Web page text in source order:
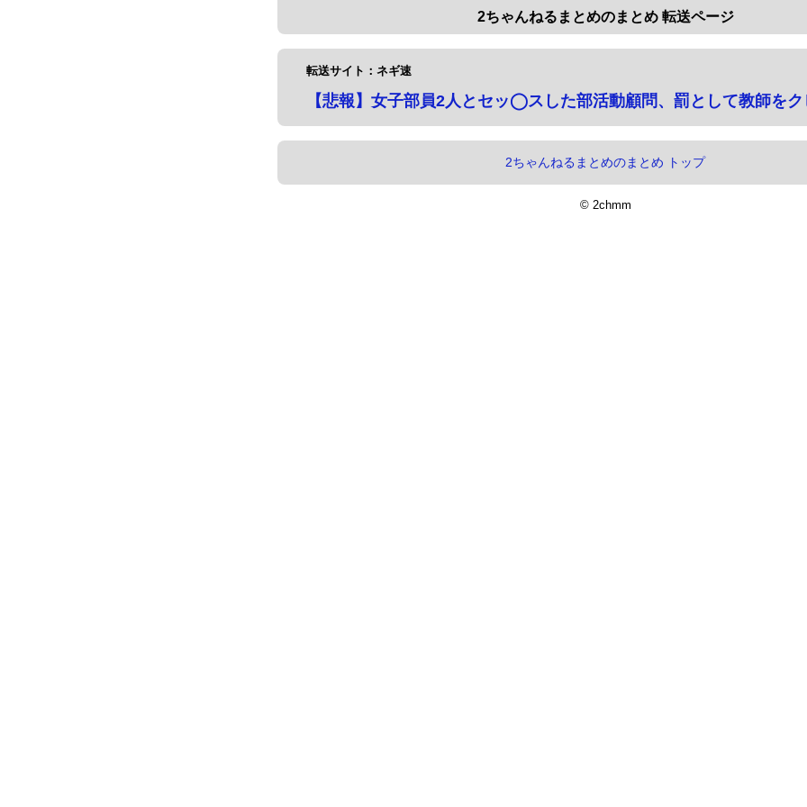
2ちゃんねるまとめのまとめ 転送ページ
転送サイト：ネギ速
【悲報】女子部員2人とセッ◯スした部活動顧問、罰として教師を
2ちゃんねるまとめのまとめ トップ
© 2chmm